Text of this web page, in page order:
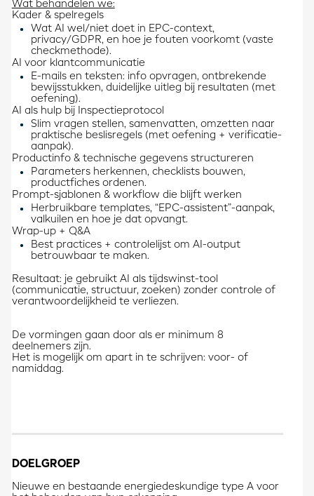
Wat behandelen we:
Kader & spelregels
Wat AI wel/niet doet in EPC-context,
privacy/GDPR, en hoe je fouten voorkomt (vaste
checkmethode).
AI voor klantcommunicatie
E-mails en teksten: info opvragen, ontbrekende
bewijsstukken, duidelijke uitleg bij resultaten (met
oefening).
AI als hulp bij Inspectieprotocol
Slim vragen stellen, samenvatten, omzetten naar
praktische beslisregels (met oefening + verificatie-
aanpak).
Productinfo & technische gegevens structureren
Parameters herkennen, checklists bouwen,
productfiches ordenen.
Prompt-sjablonen & workflow die blijft werken
Herbruikbare templates, “EPC-assistent”-aanpak,
valkuilen en hoe je dat opvangt.
Wrap-up + Q&A
Best practices + controlelijst om AI-output
betrouwbaar te maken.
Resultaat: je gebruikt AI als tijdswinst-tool
(communicatie, structuur, zoeken) zonder controle of
verantwoordelijkheid te verliezen.
De vormingen gaan door als er minimum 8
deelnemers zijn.
Het is mogelijk om apart in te schrijven: voor- of
namiddag.
DOELGROEP
Nieuwe en bestaande energiedeskundige type A voor